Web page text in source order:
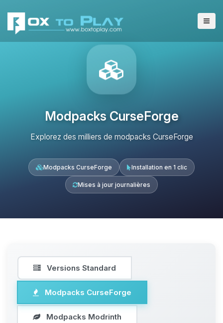
Modpacks CurseForge
Explorez des milliers de modpacks CurseForge
Modpacks CurseForge Installation en 1 clic
Mises à jour journalières
Versions Standard
Modpacks CurseForge
Modpacks Modrinth